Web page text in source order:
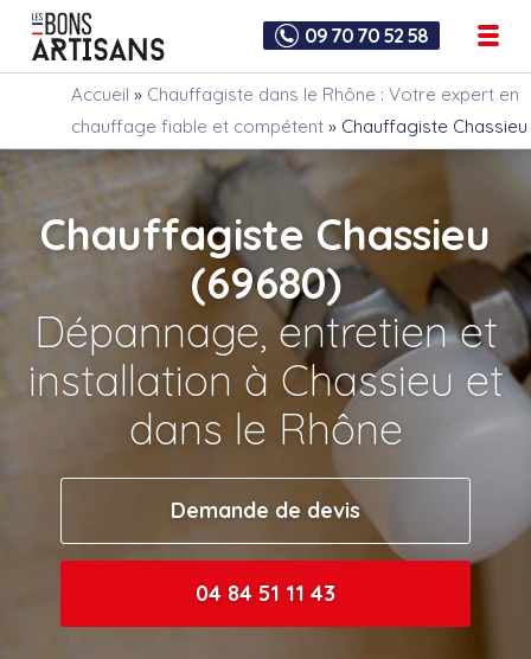
09 70 70 52 58
Accueil » Chauffagiste dans le Rhône : Votre expert en
chauffage fiable et compétent » Chauffagiste Chassieu
Chauffagiste Chassieu
(69680)
Dépannage, entretien et
installation à Chassieu et
dans le Rhône
Demande de devis
04 84 51 11 43